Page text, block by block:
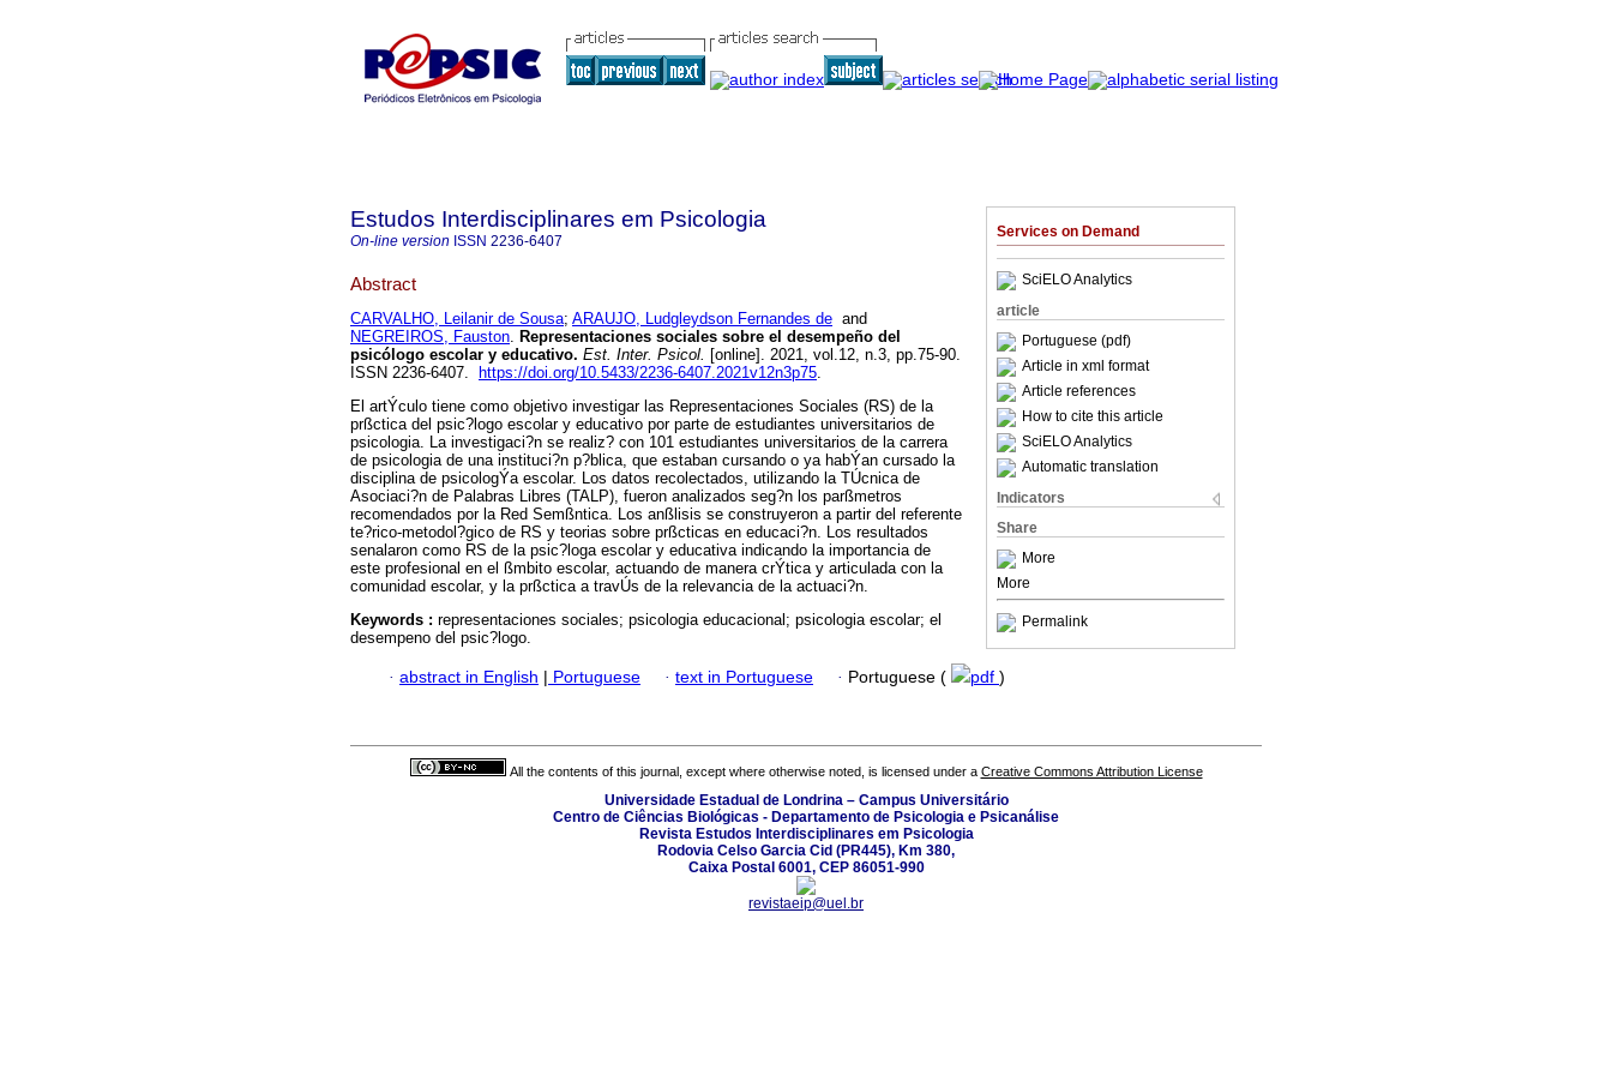
Services on Demand
SciELO Analytics
article
Portuguese (pdf)
Article in xml format
Article references
How to cite this article
SciELO Analytics
Automatic translation
Indicators
Share
More
More
Permalink
Estudos Interdisciplinares em Psicologia
On-line version ISSN 2236-6407
Abstract
CARVALHO, Leilanir de Sousa; ARAUJO, Ludgleydson Fernandes de and
NEGREIROS, Fauston. Representaciones sociales sobre el desempeño del
psicólogo escolar y educativo. Est. Inter. Psicol. [online]. 2021, vol.12, n.3, pp.75-90.
ISSN 2236-6407.
https://doi.org/10.5433/2236-6407.2021v12n3p75.
El artÝculo tiene como objetivo investigar las Representaciones Sociales (RS) de la
prßctica del psic?logo escolar y educativo por parte de estudiantes universitarios de
psicologia. La investigaci?n se realiz? con 101 estudiantes universitarios de la carrera
de psicologia de una instituci?n p?blica, que estaban cursando o ya habÝan cursado la
disciplina de psicologÝa escolar. Los datos recolectados, utilizando la TÚcnica de
Asociaci?n de Palabras Libres (TALP), fueron analizados seg?n los parßmetros
recomendados por la Red Semßntica. Los anßlisis se construyeron a partir del referente
te?rico-metodol?gico de RS y teorias sobre prßcticas en educaci?n. Los resultados
senalaron como RS de la psic?loga escolar y educativa indicando la importancia de
este profesional en el ßmbito escolar, actuando de manera crÝtica y articulada con la
comunidad escolar, y la prßctica a travÚs de la relevancia de la actuaci?n.
Keywords : representaciones sociales; psicologia educacional; psicologia escolar; el
desempeno del psic?logo.
· abstract in English | Portuguese · text in Portuguese · Portuguese ( pdf )
All the contents of this journal, except where otherwise noted, is licensed under a Creative Commons Attribution License
Universidade Estadual de Londrina – Campus Universitário
Centro de Ciências Biológicas - Departamento de Psicologia e Psicanálise
Revista Estudos Interdisciplinares em Psicologia
Rodovia Celso Garcia Cid (PR445), Km 380,
Caixa Postal 6001, CEP 86051-990
revistaeip@uel.br